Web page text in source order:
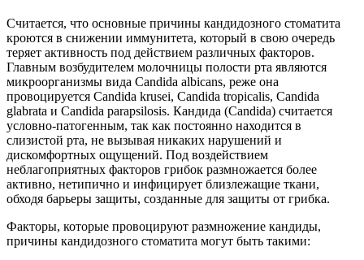
Считается, что основные причины кандидозного стоматита
кроются в снижении иммунитета, который в свою очередь
теряет активность под действием различных факторов.
Главным возбудителем молочницы полости рта являются
микроорганизмы вида Candida albicans, реже она
провоцируется Candida krusei, Candida tropicalis, Candida
glabrata и Candida parapsilosis. Кандида (Candida) считается
условно-патогенным, так как постоянно находится в
слизистой рта, не вызывая никаких нарушений и
дискомфортных ощущений. Под воздействием
неблагоприятных факторов грибок размножается более
активно, нетипично и инфицирует близлежащие ткани,
обходя барьеры защиты, созданные для защиты от грибка.
Факторы, которые провоцируют размножение кандиды,
причины кандидозного стоматита могут быть такими: